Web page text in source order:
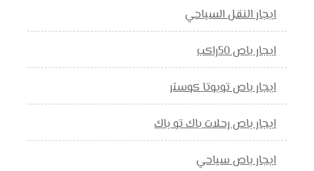
ايجار النقل السياحي
ايجار باص 50راكب
ايجار باص تويوتا كوستر
ايجار باص رحلات باك تو باك
ايجار باص سياحي